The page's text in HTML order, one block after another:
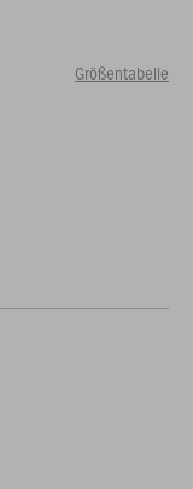
Größentabelle